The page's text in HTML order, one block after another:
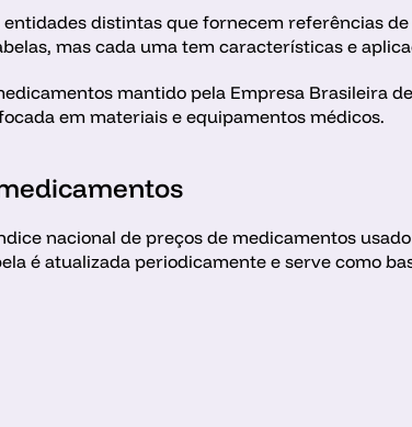
entidades distintas que fornecem referências
mas cada uma tem características e
mantido pela Empresa Brasileira
em materiais e equipamentos médicos.
nacional de preços de medicamentos
é atualizada periodicamente e serve como